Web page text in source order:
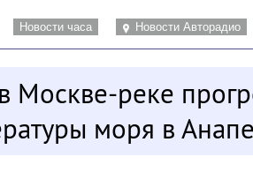
Новости часа Новости Авторадио
Москве-реке
моря в